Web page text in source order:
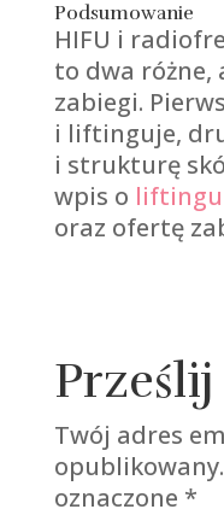
Podsumowanie
HIFU i
to dwa
zabiegi.
i liftinguje,
i strukturę
wpis o liftingu
oraz ofertę
Twój adres
opublikowany.
oznaczone *